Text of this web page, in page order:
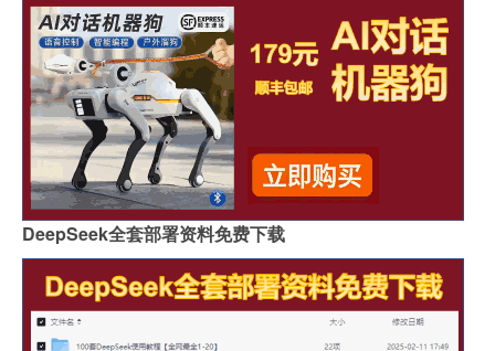
DeepSeek全套部署资料免费下载